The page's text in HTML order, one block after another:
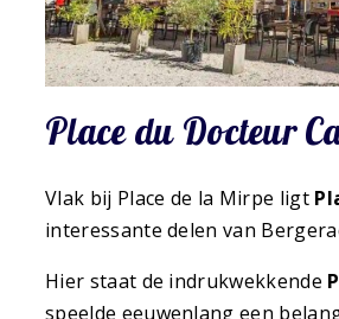
Place du Docteur
Vlak bij Place de la Mirpe ligt
interessante delen van
Hier staat de indrukwekkende
speelde eeuwenlang een